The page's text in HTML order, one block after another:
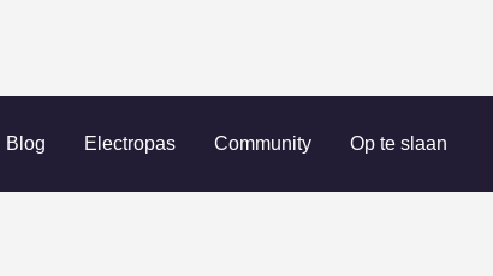
Blog Electropas Community Op te slaan
Maldegem Perka nv